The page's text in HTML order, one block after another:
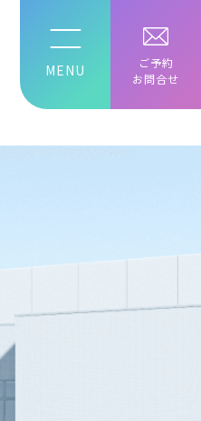
ご予約
お問合せ